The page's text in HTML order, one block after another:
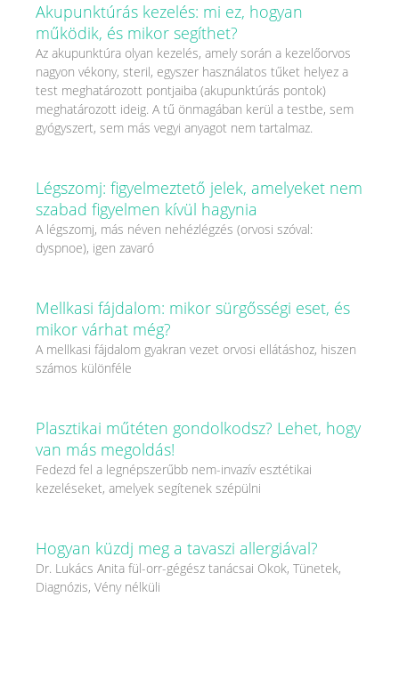
Akupunktúrás kezelés: mi ez, hogyan
működik, és mikor segíthet?
Az akupunktúra olyan kezelés, amely során a kezelőorvos
nagyon vékony, steril, egyszer használatos tűket helyez a
test meghatározott pontjaiba (akupunktúrás pontok)
meghatározott ideig. A tű önmagában kerül a testbe, sem
gyógyszert, sem más vegyi anyagot nem tartalmaz.
Légszomj: figyelmeztető jelek, amelyeket nem
szabad figyelmen kívül hagynia
A légszomj, más néven nehézlégzés (orvosi szóval:
dyspnoe), igen zavaró
Mellkasi fájdalom: mikor sürgősségi eset, és
mikor várhat még?
A mellkasi fájdalom gyakran vezet orvosi ellátáshoz, hiszen
számos különféle
Plasztikai műtéten gondolkodsz? Lehet, hogy
van más megoldás!
Fedezd fel a legnépszerűbb nem-invazív esztétikai
kezeléseket, amelyek segítenek szépülni
Hogyan küzdj meg a tavaszi allergiával?
Dr. Lukács Anita fül-orr-gégész tanácsai Okok, Tünetek,
Diagnózis, Vény nélküli